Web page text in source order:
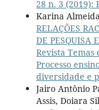
28 n. 3 (2019):
Karina
RELAÇÕES
DE PESQUISA
Revista Temas
Processo
diversidade e
Jairo Antônio
Assis, Doiara